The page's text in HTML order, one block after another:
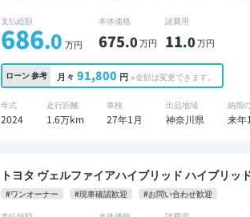
ーミラー オートクルーズ 3列シート スマートキ
方位カメラ ドライブレコーダー フルエアロ 衝
支払総額
686.0 万円
本体価格
675.0万円
諸費用
11.0万円
ローン参考 月々 91,800 円 ※金額は変更できます。
年式
2024
走行距離
1.6万km
車検
27年1月
出品地域
神奈川県
納期
来年
トヨタ ヴェルファイアハイブリッド ハイブリッドZ プレミア 禁煙車 整備記
イオーディオ ※ナビキットあり 本革シート TV 後
ルインナーミラー オートクルーズ 3列シート ス
#ワンオーナー #現車確認歓迎 #お問い合わせ歓迎